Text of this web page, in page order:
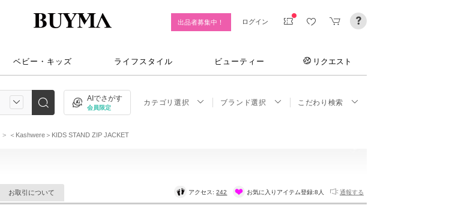
出品者募集中！ ログイン
ベビー・キッズ ライフスタイル ビューティー リクエスト
AIでさがす
会員限定
カテゴリ選択 ブランド選択 こだわり検索
＜Kashwere＞KIDS STAND ZIP JACKET
お取引について アクセス:242 お気に入りアイテム登録:8人 通報する